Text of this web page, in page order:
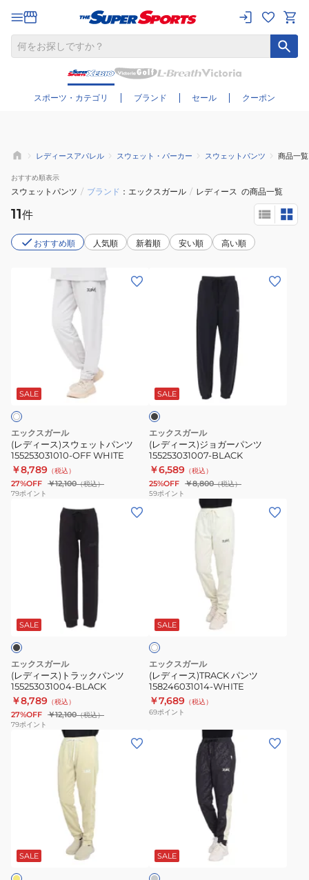
スポーツ・カテゴリ ブランド セール クーポン
さらに絞り込む
レディースアパレル スウェット・パーカー スウェットパンツ 商品一覧
おすすめ順表示
スウェットパンツ / ブランド エックスガール / レディース の商品一覧
11件
おすすめ順 人気順 新着順 安い順 高い順
ェ
ッ
ト
パ
ン
ツ
155253031010-
SALE
エックスガール
(レディース)スウェットパンツ
155253031010-OFF WHITE
￥8,789 （税込）
27%OFF ￥12,100（税込）
79ポイント
ガ
ー
パ
ン
ツ
155253031007-
BLACK
SALE
ブ
ラ
ッ
エックスガール
(レディース)ジョガーパンツ
155253031007-BLACK
￥6,589 （税込）
25%OFF ￥8,800（税込）
59ポイント
ッ
ク
パ
ン
ツ
155253031004-
BLACK
SALE
エックスガール
(レディース)トラックパンツ
155253031004-BLACK
￥8,789 （税込）
27%OFF ￥12,100（税込）
79ポイント
ツ
158246031014-
WHITE
SALE
ホ
ワ
イ
エックスガール
(レディース)TRACK パンツ
158246031014-WHITE
￥7,689 （税込）
69ポイント
ッ
ク
SALE
ス)EMBOSSED
パ
ン
SALE
ャ
コ